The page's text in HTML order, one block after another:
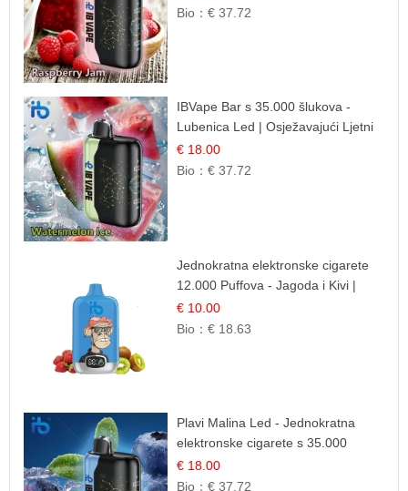
Bio：€ 37.72
IBVape Bar s 35.000 šlukova -
Lubenica Led | Osježavajući Ljetni
Okus
€ 18.00
Bio：€ 37.72
Jednokratna elektronske cigarete
12.000 Puffova - Jagoda i Kivi |
Sočna Voćna Kombinacija
€ 10.00
Bio：€ 18.63
Plavi Malina Led - Jednokratna
elektronske cigarete s 35.000
šlukova | IBVape
€ 18.00
Bio：€ 37.72